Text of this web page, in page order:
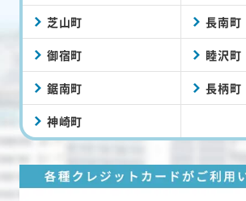
芝山町 長南町
御宿町 睦沢町
鋸南町 長柄町
神崎町